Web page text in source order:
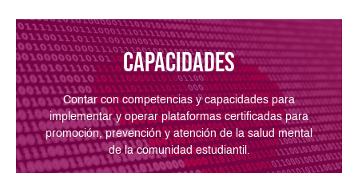
Capacidades
Contar con competencias y capacidades para
implementar y operar plataformas certificadas para
promoción, prevención y atención de la salud mental
de la comunidad estudiantil.